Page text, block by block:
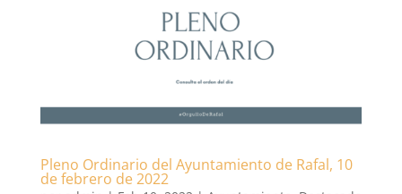
Pleno Ordinario del Ayuntamiento de Rafal, 10
de febrero de 2022